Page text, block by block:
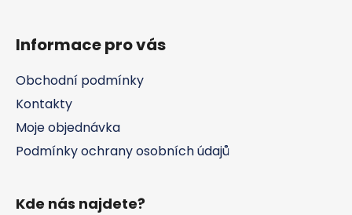
Informace pro vás
Obchodní podmínky
Kontakty
Moje objednávka
Podmínky ochrany osobních údajů
Kde nás najdete?